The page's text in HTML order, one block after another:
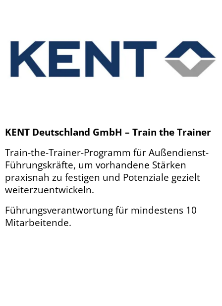
KENT Deutschland GmbH – Train the Trainer
Train-the-Trainer-Programm für Außendienst-
Führungskräfte, um vorhandene Stärken
praxisnah zu festigen und Potenziale gezielt
weiterzuentwickeln.
Führungsverantwortung für mindestens 10
Mitarbeitende.